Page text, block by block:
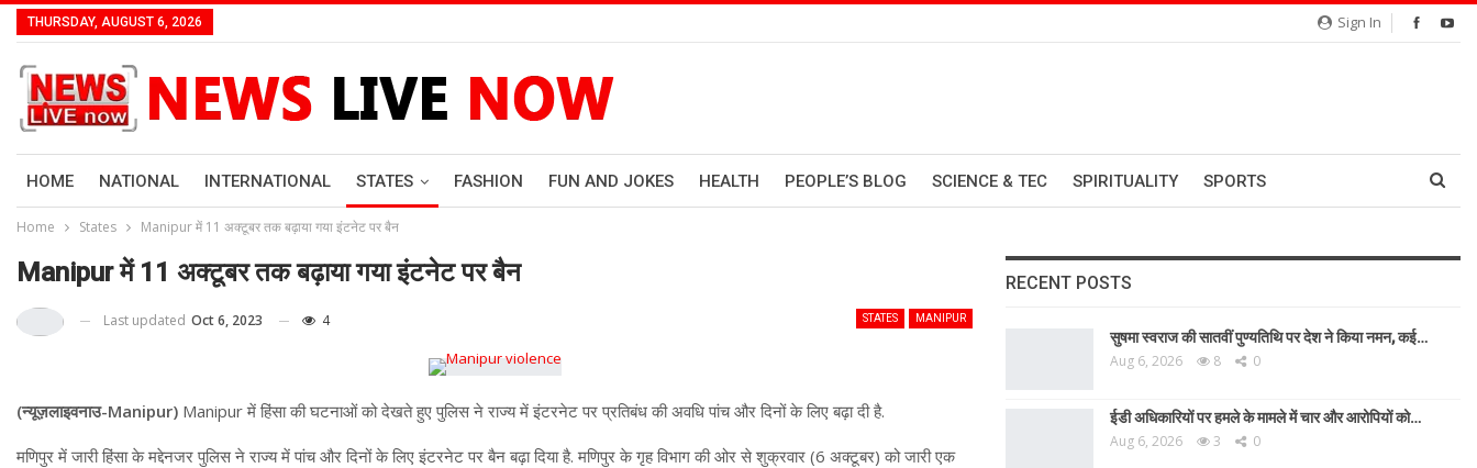
Sign In
THURSDAY, AUGUST 6, 2026
HOME NATIONAL INTERNATIONAL STATES FASHION FUN AND JOKES HEALTH PEOPLE’S BLOG SCIENCE & TEC SPIRITUALITY SPORTS
Home States Manipur में 11 अक्टूबर तक बढ़ाया गया इंटनेट पर बैन
Manipur में 11 अक्टूबर तक बढ़ाया गया इंटनेट पर बैन
STATES MANIPUR
Last updated Oct 6, 2023 4
(न्यूज़लाइवनाउ-Manipur) Manipur में हिंसा की घटनाओं को देखते हुए पुलिस ने राज्य में इंटरनेट पर प्रतिबंध की अवधि पांच और दिनों के लिए बढ़ा दी है.
मणिपुर में जारी हिंसा के मद्देनजर पुलिस ने राज्य में पांच और दिनों के लिए इंटरनेट पर बैन बढ़ा दिया है. मणिपुर के गृह विभाग की ओर से शुक्रवार (6 अक्टूबर) को जारी एक
RECENT POSTS
सुषमा स्वराज की सातवीं पुण्यतिथि पर देश ने किया नमन, कई…
Aug 6, 2026 8 0
ईडी अधिकारियों पर हमले के मामले में चार और आरोपियों को…
Aug 6, 2026 3 0